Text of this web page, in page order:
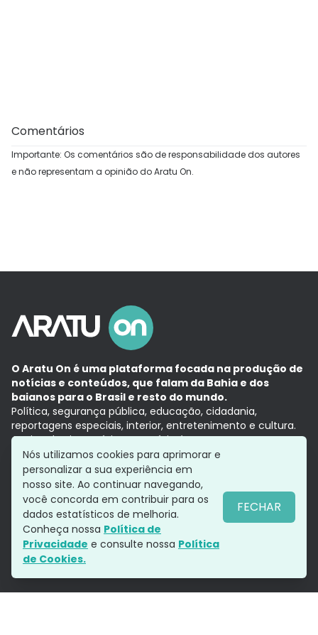
Comentários
Importante: Os comentários são de responsabilidade dos autores
e não representam a opinião do Aratu On.
O Aratu On é uma plataforma focada na produção de
notícias e conteúdos, que falam da Bahia e dos
baianos para o Brasil e resto do mundo.
Política, segurança pública, educação, cidadania,
reportagens especiais, interior, entretenimento e cultura.
Aqui, tudo vira notícia e a notícia é no tempo presente,
com a credibilidade do Grupo Aratu.
Grupo Aratu
Política de privacidade
Siga-nos
Nós utilizamos cookies para aprimorar e
personalizar a sua experiência em
nosso site. Ao continuar navegando,
você concorda em contribuir para os
dados estatísticos de melhoria.
Conheça nossa Política de
Privacidade e consulte nossa Política
de Cookies.
FECHAR